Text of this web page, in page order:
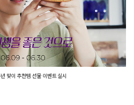
맞이 추천템 선물 이벤트 실시